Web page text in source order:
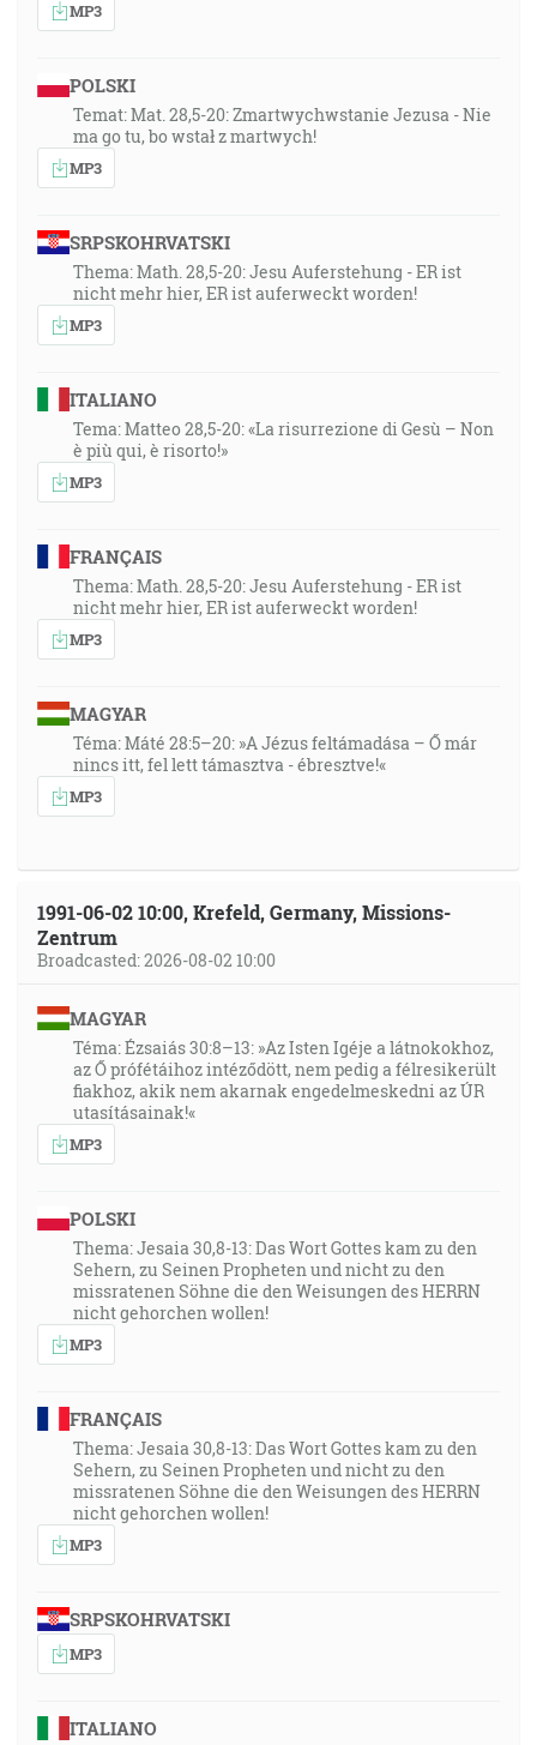
MP3
POLSKI
Temat: Mat. 28,5-20: Zmartwychwstanie Jezusa - Nie
ma go tu, bo wstał z martwych!
MP3
SRPSKOHRVATSKI
Thema: Math. 28,5-20: Jesu Auferstehung - ER ist
nicht mehr hier, ER ist auferweckt worden!
MP3
ITALIANO
Tema: Matteo 28,5-20: «La risurrezione di Gesù – Non
è più qui, è risorto!»
MP3
FRANÇAIS
Thema: Math. 28,5-20: Jesu Auferstehung - ER ist
nicht mehr hier, ER ist auferweckt worden!
MP3
MAGYAR
Téma: Máté 28:5–20: »A Jézus feltámadása – Ő már
nincs itt, fel lett támasztva - ébresztve!«
MP3
1991-06-02 10:00, Krefeld, Germany, Missions-
Zentrum
Broadcasted: 2026-08-02 10:00
MAGYAR
Téma: Ézsaiás 30:8–13: »Az Isten Igéje a látnokokhoz,
az Ő prófétáihoz intéződött, nem pedig a félresikerült
fiakhoz, akik nem akarnak engedelmeskedni az ÚR
utasításainak!«
MP3
POLSKI
Thema: Jesaia 30,8-13: Das Wort Gottes kam zu den
Sehern, zu Seinen Propheten und nicht zu den
missratenen Söhne die den Weisungen des HERRN
nicht gehorchen wollen!
MP3
FRANÇAIS
Thema: Jesaia 30,8-13: Das Wort Gottes kam zu den
Sehern, zu Seinen Propheten und nicht zu den
missratenen Söhne die den Weisungen des HERRN
nicht gehorchen wollen!
MP3
SRPSKOHRVATSKI
MP3
ITALIANO